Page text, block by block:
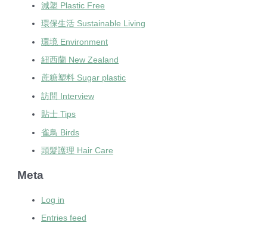
減塑 Plastic Free
環保生活 Sustainable Living
環境 Environment
紐西蘭 New Zealand
蔗糖塑料 Sugar plastic
訪問 Interview
貼士 Tips
雀鳥 Birds
頭髮護理 Hair Care
Meta
Log in
Entries feed